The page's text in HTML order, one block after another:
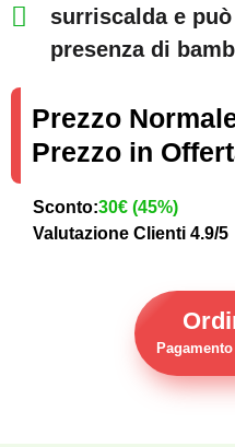
surriscalda e
presenza di
Prezzo
Prezzo in
Sconto:30€ (45%)
Valutazione Clienti 4.9/5